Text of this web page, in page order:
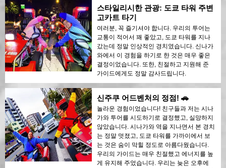
스타일리시한 관광: 도쿄 타워 주변
고카트 타기
여러분, 꼭 즐기셔야 합니다. 우리의 투어는
교통이 적어서 꽤 좋았고, 도쿄 타워를 지나
갔는데 정말 인상적인 경치였습니다. 신나가
와에서 이 경험을 하기로 한 것은 매우 좋은
결정이었습니다. 또한, 친절하고 지원해 준
가이드에게도 정말 감사드립니다.
신주쿠 어드벤처의 정점! 🚗
놀라운 경험이었습니다! 친구들과 저는 시나
가와 투어를 시도하기로 결정했고, 실망하지
않았습니다. 시나가와 역을 지나면서 본 경치
는 정말 멋졌고, 도쿄 타워를 가까이에서 보
는 것은 숨이 막힐 정도로 아름다웠습니다.
우리의 가이드는 매우 친절했고 에너지를 높
게 유지해 주었습니다. 우리는 늦은 오후에